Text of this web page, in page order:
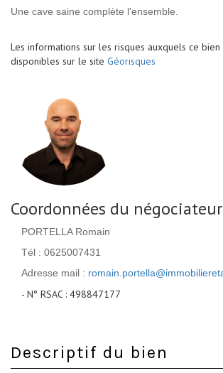
Une cave saine complète l'ensemble.
Les informations sur les risques auxquels ce
disponibles sur le site Géorisques
Coordonnées du
PORTELLA Romain
Tél : 0625007431
Adresse mail :
- N° RSAC : 498847177
Descriptif du bien